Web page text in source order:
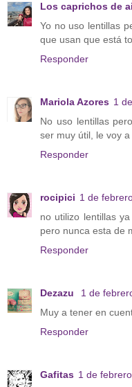
Los caprichos de
Yo no uso lentillas
que usan que está
Responder
Mariola Azores 1
No uso lentillas
ser muy útil, le voy a
Responder
rocipici 1 de
no utilizo lentillas
pero nunca esta de
Responder
Dezazu
1 de
Muy a tener en
Responder
Gafitas 1 de